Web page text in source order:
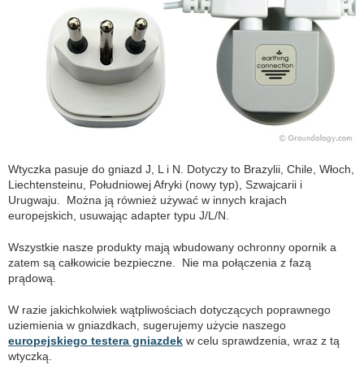
Wtyczka pasuje do gniazd J, L i N. Dotyczy to Brazylii, Chile, Włoch,
Liechtensteinu, Południowej Afryki (nowy typ), Szwajcarii i
Urugwaju. Można ją również używać w innych krajach
europejskich, usuwając adapter typu J/L/N.
Wszystkie nasze produkty mają wbudowany ochronny opornik a
zatem są całkowicie bezpieczne. Nie ma połączenia z fazą
prądową.
W razie jakichkolwiek wątpliwościach dotyczących poprawnego
uziemienia w gniazdkach, sugerujemy użycie naszego
europejskiego testera gniazdek w celu sprawdzenia, wraz z tą
wtyczką.